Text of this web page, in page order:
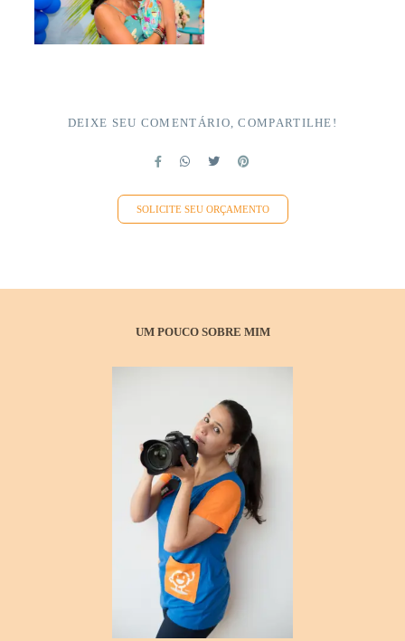
DEIXE SEU COMENTÁRIO, COMPARTILHE!
SOLICITE SEU ORÇAMENTO
UM POUCO SOBRE MIM